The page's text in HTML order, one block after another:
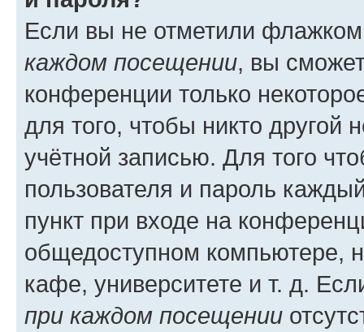
Если вы не отметили
каждом посещении, вы
конференции только
для того, чтобы никто другой
учётной записью. Для того
пользователя и пароль
пункт при входе на
общедоступном компьютере,
кафе, университете и т. д.
при каждом посещении